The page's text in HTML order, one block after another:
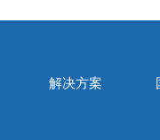
解决方案